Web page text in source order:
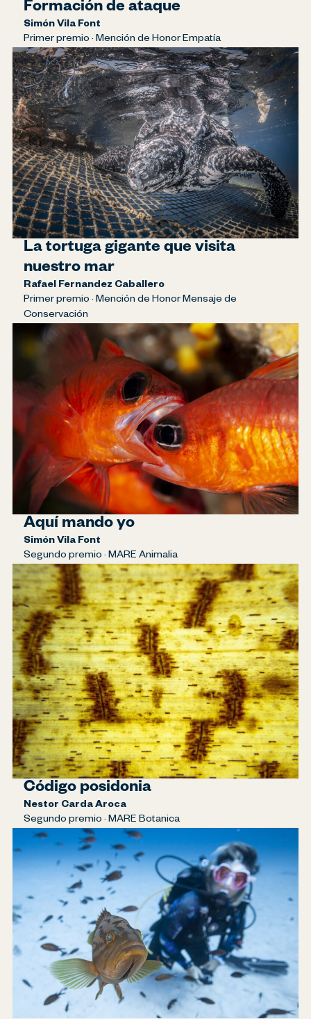
Formación de ataque
Simón Vila Font
Primer premio · Mención de Honor Empatía
La tortuga gigante que visita
nuestro mar
Rafael Fernandez Caballero
Primer premio · Mención de Honor Mensaje de
Conservación
Aquí mando yo
Simón Vila Font
Segundo premio · MARE Animalia
Código posidonia
Nestor Carda Aroca
Segundo premio · MARE Botanica